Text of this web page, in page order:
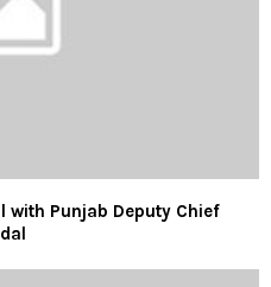
with Punjab Deputy Chief